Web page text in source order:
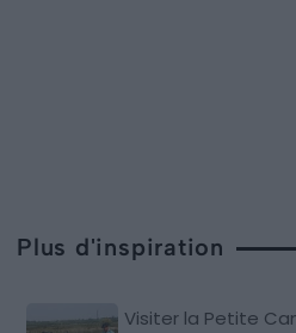
Plus d'inspiration
Visiter la Petite